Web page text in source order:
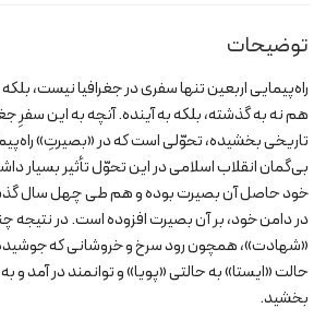
توضیحات
راه‌پیمایی اربعین تنها سفری در جغرافیا نیست،
هم نه به گذشته، بلکه به آینده. آنچه به این سفرِ
تاریخی بخشیده، تحوّلی است که در «بصیرتِ»
بی‌گمان انقلاب اسلامی در این تحوّل تأثیر بسیار
خود حاصل آن بصیرت بوده و هم طی چهل سال
در دامن خود، بر آن بصیرت افزوده است. در نتیجه
«شهادت»، همچون رود سرخ و خروشانی که جوشیده
حالت «ایستا» به حالتی «پویا» و توانمند در آمد
بخشید.